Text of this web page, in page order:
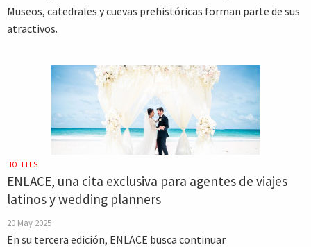
Museos, catedrales y cuevas prehistóricas forman parte de sus
atractivos.
HOTELES
ENLACE, una cita exclusiva para agentes de viajes
latinos y wedding planners
20 May 2025
En su tercera edición, ENLACE busca continuar